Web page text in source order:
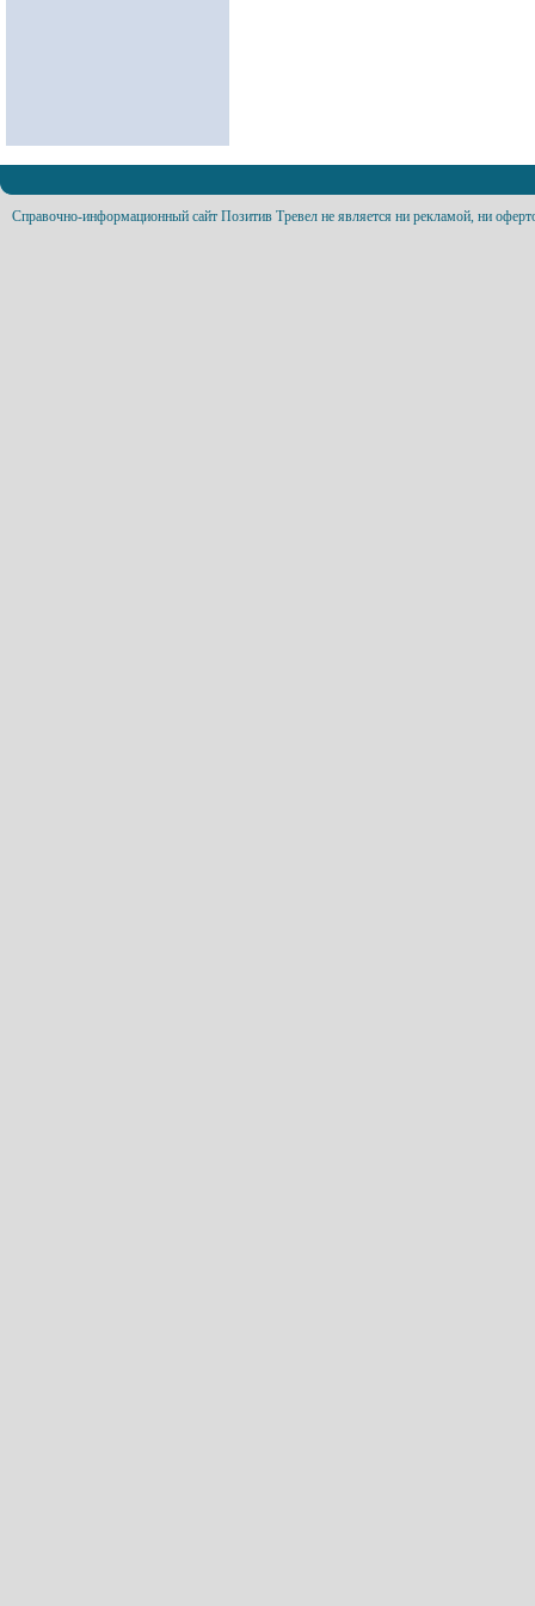
Справочно-информационный сайт Позитив Тревел не является ни рекламой, ни